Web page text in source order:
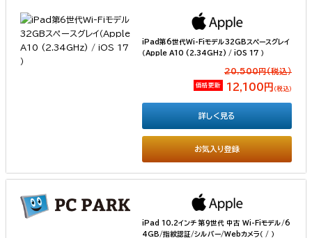
iPad第6世代Wi-Fiモデル32GBスペースグレイ
（Apple A10 (2.34GHz) / iOS 17 ）
20,500円(税込）
価格更新 12,100円 （税込）
お気入り登録
詳しく見る
iPad 10.2インチ 第9世代 中古 Wi-Fiモデル/6
4GB/指紋認証/シルバー/Webカメラ（ / ）